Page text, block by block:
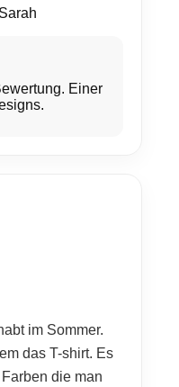
Einer
im Sommer.
das T-shirt. Es
die man